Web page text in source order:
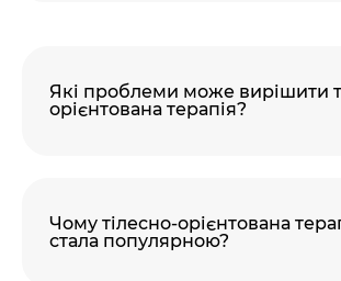
Які проблеми може вирішити
орієнтована терапія?
Чому тілесно-орієнтована
стала популярною?